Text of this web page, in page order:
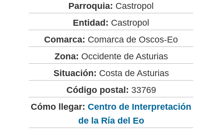
Parroquia: Castropol
Entidad: Castropol
Comarca: Comarca de Oscos-Eo
Zona: Occidente de Asturias
Situación: Costa de Asturias
Código postal: 33769
Cómo llegar: Centro de Interpretación
de la Ría del Eo